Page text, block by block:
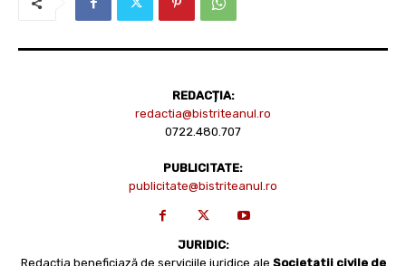
REDACȚIA:
redactia@bistriteanul.ro
0722.480.707
PUBLICITATE:
publicitate@bistriteanul.ro
JURIDIC:
Redacția beneficiază de serviciile juridice ale Societatii civile de